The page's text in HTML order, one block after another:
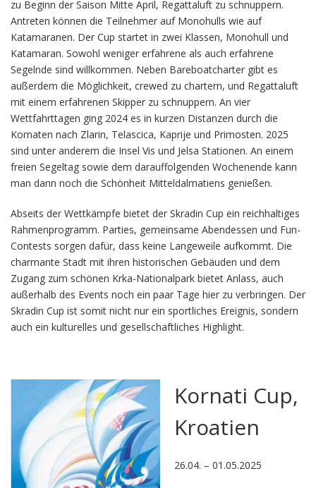
zu Beginn der Saison Mitte April, Regattaluft zu schnuppern.
Antreten können die Teilnehmer auf Monohulls wie auf
Katamaranen. Der Cup startet in zwei Klassen, Monohull und
Katamaran. Sowohl weniger erfahrene als auch erfahrene
Segelnde sind willkommen. Neben Bareboatcharter gibt es
außerdem die Möglichkeit, crewed zu chartern, und Regattaluft
mit einem erfahrenen Skipper zu schnuppern. An vier
Wettfahrttagen ging 2024 es in kurzen Distanzen durch die
Kornaten nach Zlarin, Telascica, Kaprije und Primosten. 2025
sind unter anderem die Insel Vis und Jelsa Stationen. An einem
freien Segeltag sowie dem darauffolgenden Wochenende kann
man dann noch die Schönheit Mitteldalmatiens genießen.
Abseits der Wettkämpfe bietet der Skradin Cup ein reichhaltiges
Rahmenprogramm. Parties, gemeinsame Abendessen und Fun-
Contests sorgen dafür, dass keine Langeweile aufkommt. Die
charmante Stadt mit ihren historischen Gebäuden und dem
Zugang zum schönen Krka-Nationalpark bietet Anlass, auch
außerhalb des Events noch ein paar Tage hier zu verbringen. Der
Skradin Cup ist somit nicht nur ein sportliches Ereignis, sondern
auch ein kulturelles und gesellschaftliches Highlight.
Kornati Cup,
Kroatien
26.04. – 01.05.2025